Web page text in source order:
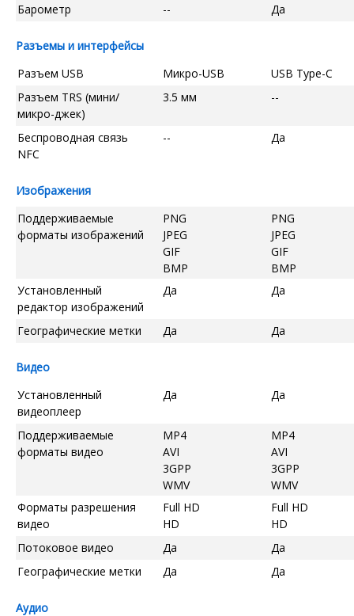
Барометр
-- Да
Разъемы и интерфейсы
Разъем USB
Микро-USB
USB Type-C
Разъем TRS (мини/
микро-джек)
3.5 мм --
Беспроводная связь
NFC
-- Да
Изображения
Поддерживаемые
форматы изображений
PNG
JPEG
GIF
BMP
PNG
JPEG
GIF
BMP
Установленный
редактор изображений
Да Да
Географические метки Да Да
Видео
Установленный
видеоплеер
Да Да
Поддерживаемые
форматы видео
MP4
AVI
3GPP
WMV
MP4
AVI
3GPP
WMV
Форматы разрешения
видео
Full HD
HD
Full HD
HD
Потоковое видео
Да
Да
Географические метки
Да Да
Аудио